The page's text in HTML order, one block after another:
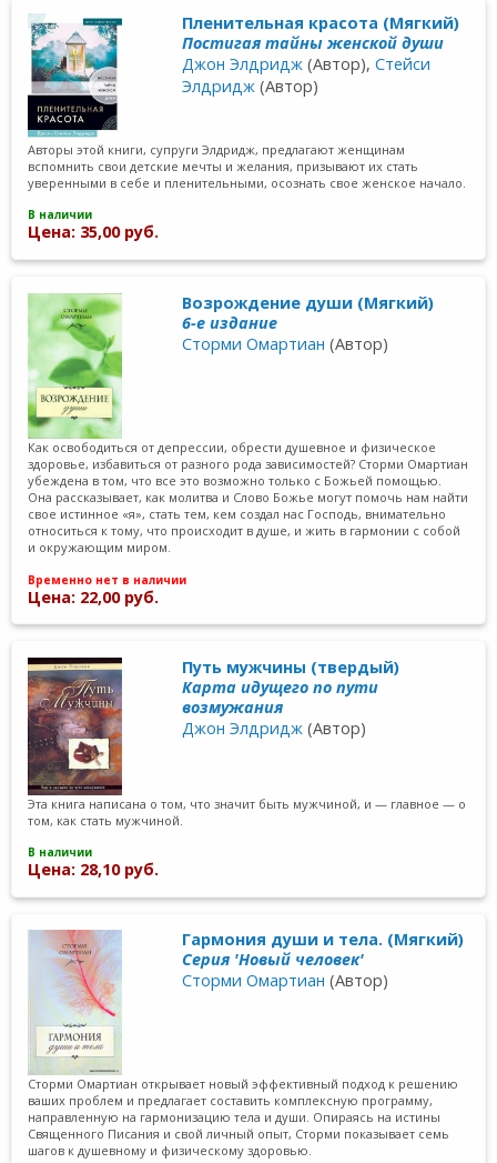
Пленительная красота (Мягкий)
Постигая тайны женской души
Джон Элдридж (Автор),Стейси
Элдридж (Автор)
Авторы этой книги, супруги Элдридж, предлагают женщинам
вспомнить свои детские мечты и желания, призывают их стать
уверенными в себе и пленительными, осознать свое женское начало.
В наличии
Цена: 35,00 руб.
Возрождение души (Мягкий)
6-е издание
Сторми Омартиан (Автор)
Как освободиться от депрессии, обрести душевное и физическое
здоровье, избавиться от разного рода зависимостей? Сторми Омартиан
убеждена в том, что все это возможно только с Божьей помощью.
Она рассказывает, как молитва и Слово Божье могут помочь нам найти
свое истинное «я», стать тем, кем создал нас Господь, внимательно
относиться к тому, что происходит в душе, и жить в гармонии с собой
и окружающим миром.
Временно нет в наличии
Цена: 22,00 руб.
Путь мужчины (твердый)
Карта идущего по пути
возмужания
Джон Элдридж (Автор)
Эта книга написана о том, что значит быть мужчиной, и — главное — о
том, как стать мужчиной.
В наличии
Цена: 28,10 руб.
Гармония души и тела. (Мягкий)
Серия 'Новый человек'
Сторми Омартиан (Автор)
Сторми Омартиан открывает новый эффективный подход к решению
ваших проблем и предлагает составить комплексную программу,
направленную на гармонизацию тела и души. Опираясь на истины
Священного Писания и свой личный опыт, Сторми показывает семь
шагов к душевному и физическому здоровью.